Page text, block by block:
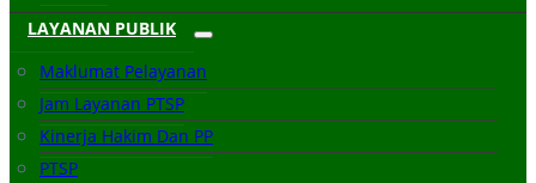
LAYANAN PUBLIK
Maklumat Pelayanan
Jam Layanan PTSP
Kinerja Hakim Dan PP
PTSP